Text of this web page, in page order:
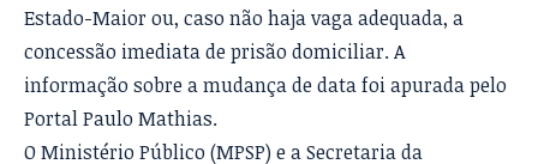
Estado-Maior ou, caso não haja vaga adequada, a
concessão imediata de prisão domiciliar. A
informação sobre a mudança de data foi apurada pelo
Portal Paulo Mathias.
O Ministério Público (MPSP) e a Secretaria da